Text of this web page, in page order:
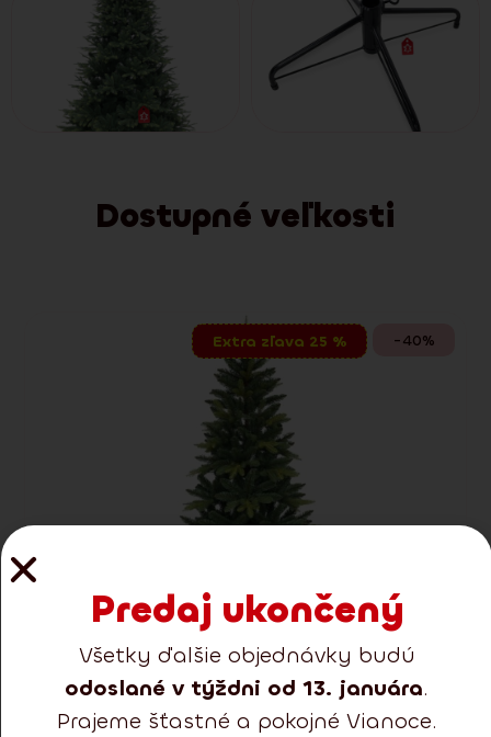
Dostupné veľkosti
-40%
Extra zľava 25 %
Predaj ukončený
Všetky ďalšie objednávky budú
odoslané v týždni od 13. januára.
Prajeme šťastné a pokojné Vianoce.